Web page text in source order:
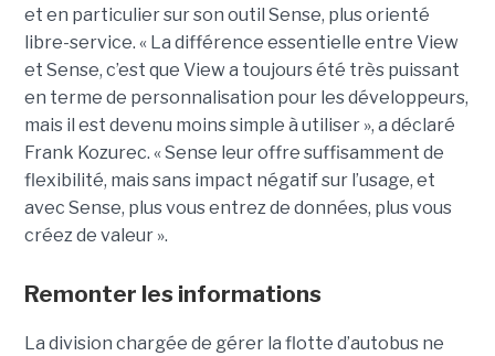
et en particulier sur son outil Sense, plus orienté
libre-service. « La différence essentielle entre View
et Sense, c’est que View a toujours été très puissant
en terme de personnalisation pour les développeurs,
mais il est devenu moins simple à utiliser », a déclaré
Frank Kozurec. « Sense leur offre suffisamment de
flexibilité, mais sans impact négatif sur l’usage, et
avec Sense, plus vous entrez de données, plus vous
créez de valeur ».
Remonter les informations
La division chargée de gérer la flotte d’autobus ne